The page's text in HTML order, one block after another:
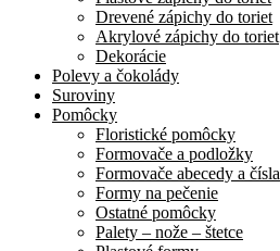
Drevené zápichy do toriet
Akrylové zápichy do toriet
Dekorácie
Polevy a čokolády
Suroviny
Pomôcky
Floristické pomôcky
Formovače a podložky
Formovače abecedy a čísla
Formy na pečenie
Ostatné pomôcky
Palety – nože – štetce